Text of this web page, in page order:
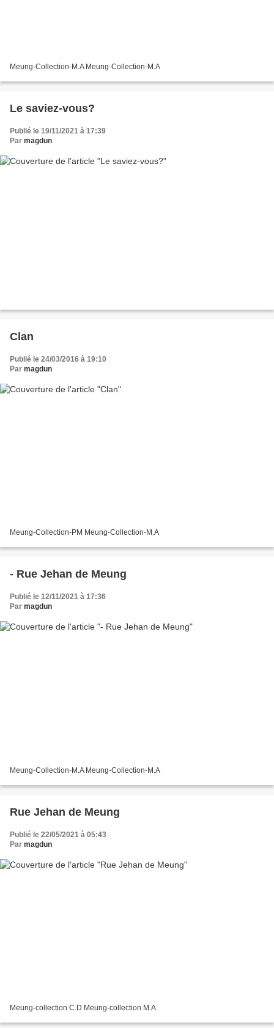
Meung-Collection-M.A Meung-Collection-M.A
Le saviez-vous?
Publié le 19/11/2021 à 17:39
Par magdun
Clan
Publié le 24/03/2016 à 19:10
Par magdun
Meung-Collection-PM Meung-Collection-M.A
- Rue Jehan de Meung
Publié le 12/11/2021 à 17:36
Par magdun
Meung-Collection-M.A Meung-Collection-M.A
Rue Jehan de Meung
Publié le 22/05/2021 à 05:43
Par magdun
Meung-collection C.D Meung-collection M.A